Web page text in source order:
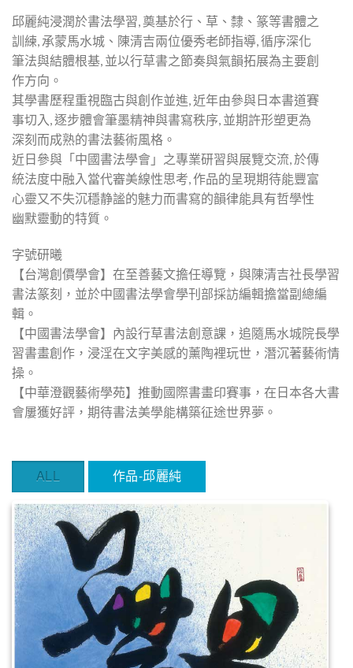
邱麗純浸潤於書法學習, 奠基於行、草、隸、篆等書體之
訓練, 承蒙馬水城、陳清吉兩位優秀老師指導, 循序深化
筆法與結體根基, 並以行草書之節奏與氣韻拓展為主要創
作方向。
其學書歷程重視臨古與創作並進, 近年由參與日本書道賽
事切入, 逐步體會筆墨精神與書寫秩序, 並期許形塑更為
深刻而成熟的書法藝術風格。
近日參與「中國書法學會」之專業研習與展覽交流, 於傳
統法度中融入當代審美線性思考, 作品的呈現期待能豐富
心靈又不失沉穩静謐的魅力而書寫的韻律能具有哲學性
幽默靈動的特質。
字號研曦
【台灣創價學會】在至善藝文擔任導覽，與陳清吉社長學習
書法篆刻，並於中國書法學會學刊部採訪編輯擔當副總編
輯。
【中國書法學會】內設行草書法創意課，追隨馬水城院長學
習書畫創作，浸淫在文字美感的薰陶裡玩世，潛沉著藝術情
操。
【中華澄觀藝術學苑】推動國際書畫印賽事，在日本各大書
會屢獲好評，期待書法美學能構築征途世界夢。
ALL 作品-邱麗純